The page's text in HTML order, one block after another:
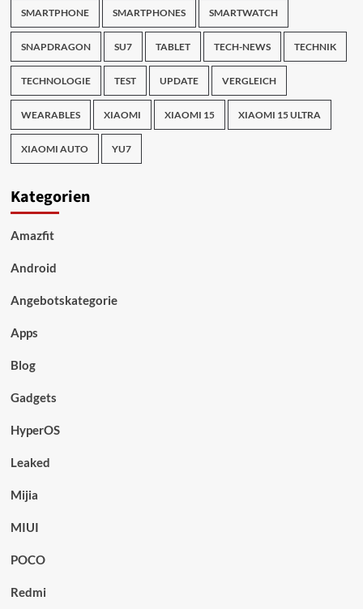
SMARTPHONE SMARTPHONES SMARTWATCH
SNAPDRAGON SU7 TABLET TECH-NEWS TECHNIK
TECHNOLOGIE TEST UPDATE VERGLEICH
WEARABLES XIAOMI XIAOMI 15 XIAOMI 15 ULTRA
XIAOMI AUTO YU7
Kategorien
Amazfit
Android
Angebotskategorie
Apps
Blog
Gadgets
HyperOS
Leaked
Mijia
MIUI
POCO
Redmi